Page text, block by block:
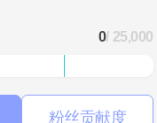
0/ 25,000
粉丝贡献度